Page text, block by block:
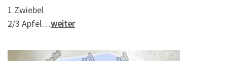
1 Zwiebel
2/3 Apfel…weiter